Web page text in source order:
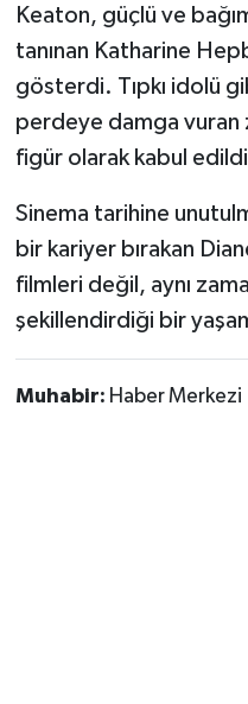
Keaton, güçlü ve
tanınan Katharine
gösterdi. Tıpkı idolü
perdeye damga vuran
figür olarak kabul
Sinema tarihine
bir kariyer bırakan
filmleri değil, aynı
şekillendirdiği bir
Muhabir: Haber Merkezi